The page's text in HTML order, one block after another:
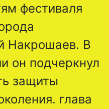
фестиваля
Накрошаев. В
он подчеркнул
защиты
глава